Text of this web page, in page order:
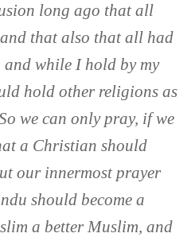
long ago that all
that also that all had
and while I hold by my
hold other religions as
we can only pray, if we
a Christian should
our innermost prayer
should become a
a better Muslim, and